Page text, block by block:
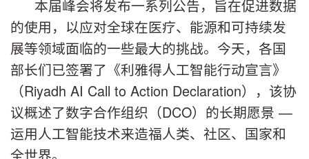
本届峰会将发布一系列公告，旨在促进数据
的使用，以应对全球在医疗、能源和可持续发
展等领域面临的一些最大的挑战。今天，各国
部长们已签署了《利雅得人工智能行动宣言》
（Riyadh AI Call to Action Declaration），该协
议概述了数字合作组织（DCO）的长期愿景 —
运用人工智能技术来造福人类、社区、国家和
全世界。